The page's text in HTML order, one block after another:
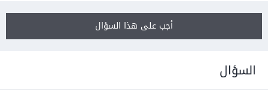
أجب على هذا السؤال
السؤال